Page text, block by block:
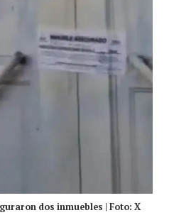
dos inmuebles | Foto: X